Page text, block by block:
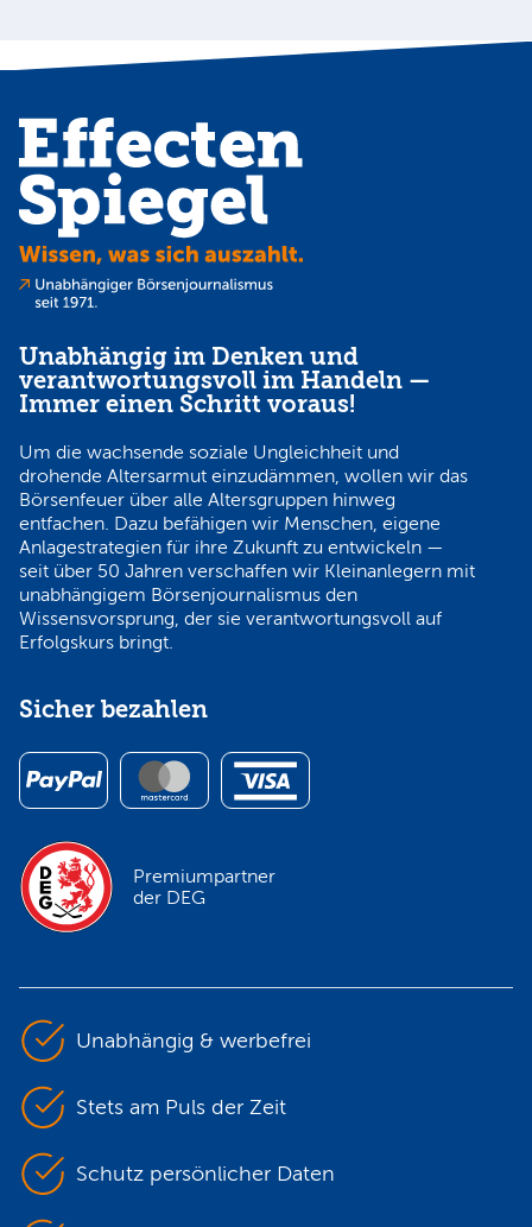
Unabhängig im Denken und
verantwortungsvoll im Handeln —
Immer einen Schritt voraus!
Um die wachsende soziale Ungleichheit und
drohende Altersarmut einzudämmen, wollen wir das
Börsenfeuer über alle Altersgruppen hinweg
entfachen. Dazu befähigen wir Menschen, eigene
Anlagestrategien für ihre Zukunft zu entwickeln —
seit über 50 Jahren verschaffen wir Kleinanlegern mit
unabhängigem Börsenjournalismus den
Wissensvorsprung, der sie verantwortungsvoll auf
Erfolgskurs bringt.
Sicher bezahlen
Premiumpartner
der DEG
Unabhängig & werbefrei
Stets am Puls der Zeit
Schutz persönlicher Daten